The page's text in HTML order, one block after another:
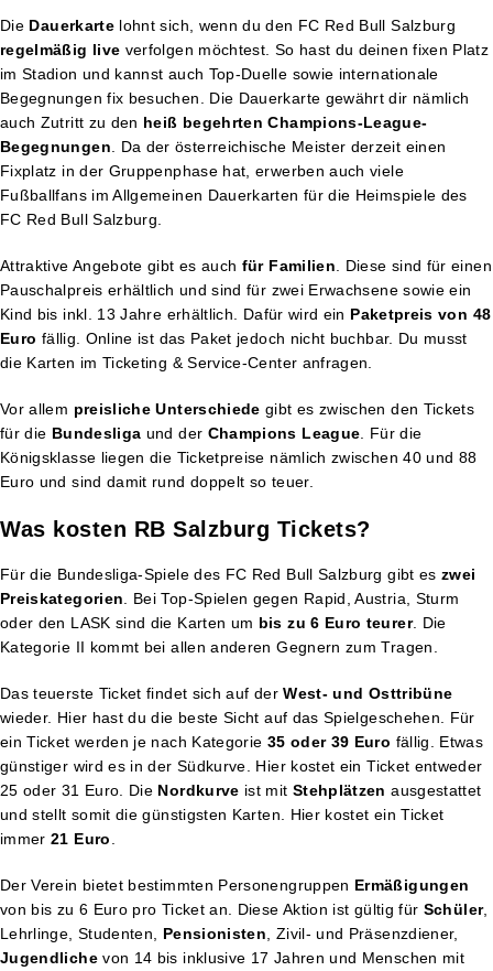
Die Dauerkarte lohnt sich, wenn du den FC Red Bull Salzburg
regelmäßig live verfolgen möchtest. So hast du deinen fixen Platz
im Stadion und kannst auch Top-Duelle sowie internationale
Begegnungen fix besuchen. Die Dauerkarte gewährt dir nämlich
auch Zutritt zu den heiß begehrten Champions-League-
Begegnungen . Da der österreichische Meister derzeit einen
Fixplatz in der Gruppenphase hat, erwerben auch viele
Fußballfans im Allgemeinen Dauerkarten für die Heimspiele des
FC Red Bull Salzburg.
Attraktive Angebote gibt es auch für Familien . Diese sind für einen
Pauschalpreis erhältlich und sind für zwei Erwachsene sowie ein
Kind bis inkl. 13 Jahre erhältlich. Dafür wird ein Paketpreis von 48
Euro fällig. Online ist das Paket jedoch nicht buchbar. Du musst
die Karten im Ticketing & Service-Center anfragen.
Vor allem preisliche Unterschiede gibt es zwischen den Tickets
für die Bundesliga und der Champions League . Für die
Königsklasse liegen die Ticketpreise nämlich zwischen 40 und 88
Euro und sind damit rund doppelt so teuer.
Was kosten RB Salzburg Tickets?
Für die Bundesliga-Spiele des FC Red Bull Salzburg gibt eszwei
Preiskategorien . Bei Top-Spielen gegen Rapid, Austria, Sturm
oder den LASK sind die Karten um bis zu 6 Euro teurer. Die
Kategorie II kommt bei allen anderen Gegnern zum Tragen.
Das teuerste Ticket findet sich auf derWest- und Osttribüne
wieder. Hier hast du die beste Sicht auf das Spielgeschehen. Für
ein Ticket werden je nach Kategorie 35 oder 39 Euro fällig. Etwas
günstiger wird es in der Südkurve. Hier kostet ein Ticket entweder
25 oder 31 Euro. Die Nordkurve ist mit Stehplätzen ausgestattet
und stellt somit die günstigsten Karten. Hier kostet ein Ticket
immer21 Euro
Der Verein bietet bestimmten Personengruppen Ermäßigungen
von bis zu 6 Euro pro Ticket an. Diese Aktion ist gültig für Schüler,
Lehrlinge, Studenten, Pensionisten , Zivil- und Präsenzdiener,
Jugendlichevon 14 bis inklusive 17 Jahren und Menschen mit